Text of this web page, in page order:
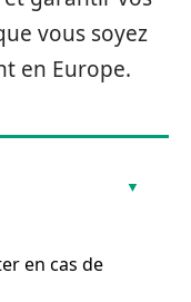
vous soyez
en Europe.
en cas de